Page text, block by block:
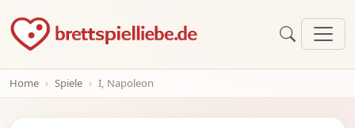
Home Spiele I, Napoleon